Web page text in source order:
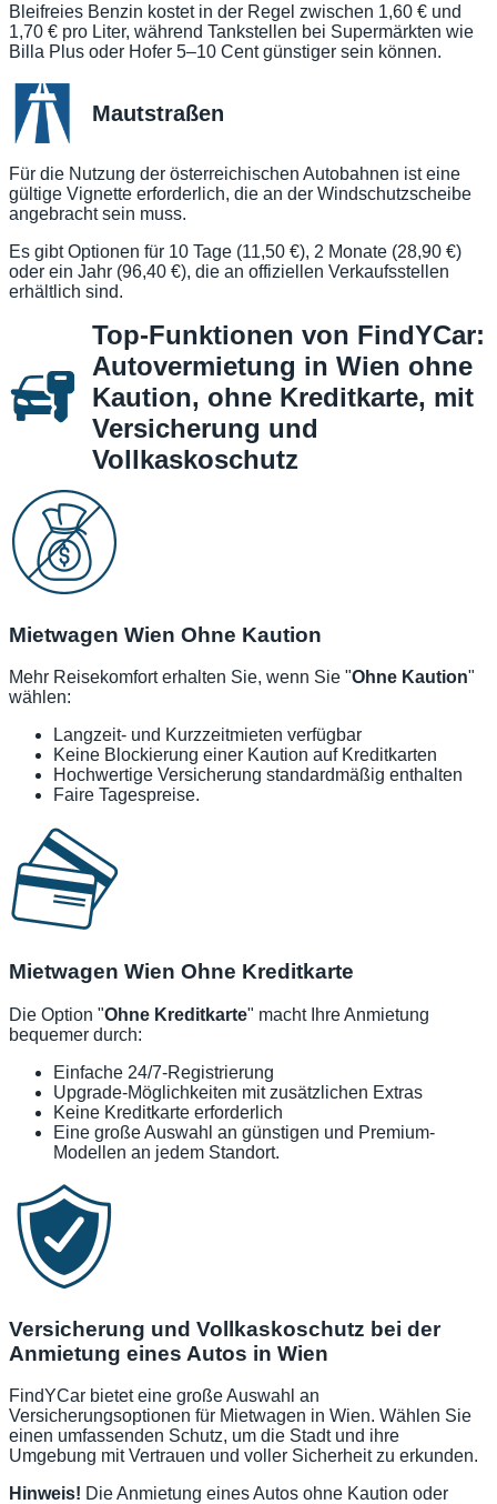
Bleifreies Benzin kostet in der Regel zwischen 1,60 € und
1,70 € pro Liter, während Tankstellen bei Supermärkten wie
Billa Plus oder Hofer 5–10 Cent günstiger sein können.
Mautstraßen
Für die Nutzung der österreichischen Autobahnen ist eine
gültige Vignette erforderlich, die an der Windschutzscheibe
angebracht sein muss.
Es gibt Optionen für 10 Tage (11,50 €), 2 Monate (28,90 €)
oder ein Jahr (96,40 €), die an offiziellen Verkaufsstellen
erhältlich sind.
Top-Funktionen von FindYCar:
Autovermietung in Wien ohne
Kaution, ohne Kreditkarte, mit
Versicherung und
Vollkaskoschutz
Mietwagen Wien Ohne Kaution
Mehr Reisekomfort erhalten Sie, wenn Sie "Ohne Kaution"
wählen:
Langzeit- und Kurzzeitmieten verfügbar
Keine Blockierung einer Kaution auf Kreditkarten
Hochwertige Versicherung standardmäßig enthalten
Faire Tagespreise.
Mietwagen Wien Ohne Kreditkarte
Die Option "Ohne Kreditkarte" macht Ihre Anmietung
bequemer durch:
Einfache 24/7-Registrierung
Upgrade-Möglichkeiten mit zusätzlichen Extras
Keine Kreditkarte erforderlich
Eine große Auswahl an günstigen und Premium-
Modellen an jedem Standort.
Versicherung und Vollkaskoschutz bei der
Anmietung eines Autos in Wien
FindYCar bietet eine große Auswahl an
Versicherungsoptionen für Mietwagen in Wien. Wählen Sie
einen umfassenden Schutz, um die Stadt und ihre
Umgebung mit Vertrauen und voller Sicherheit zu erkunden.
Hinweis! Die Anmietung eines Autos ohne Kaution oder